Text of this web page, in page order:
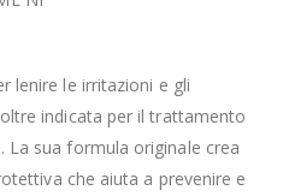
lenire le irritazioni e gli
indicata per il trattamento
La sua formula originale crea
che aiuta a prevenire e